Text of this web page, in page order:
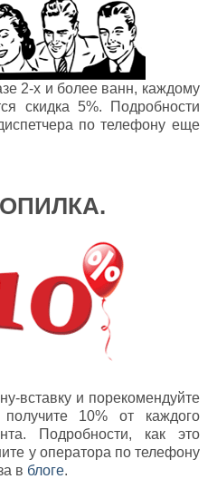
2-х и более ванн, каждому
скидка 5%. Подробности
по телефону еще
вставку и порекомендуйте
10% от каждого
Подробности, как это
у оператора по телефону
в блоге.